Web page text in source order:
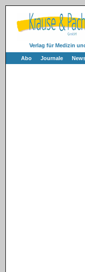
Verlag für Medizin
Abo Journale